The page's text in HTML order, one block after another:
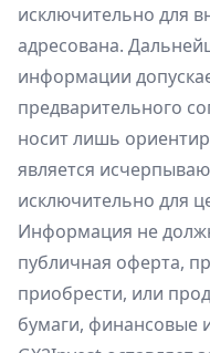
исключительно для
адресована.
информации
предварительного
носит лишь
является
исключительно для
Информация не
публичная оферта,
приобрести, или
бумаги, финансовые